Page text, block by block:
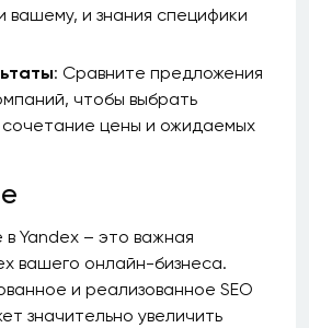
вашему, и знания специфики
: Сравните предложения
чтобы выбрать
цены и ожидаемых
в Yandex – это важная
вашего онлайн-бизнеса.
и реализованное SEO
значительно увеличить